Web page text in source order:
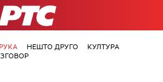
РТС
НЕШТО ДРУГО
КУЛТУРА